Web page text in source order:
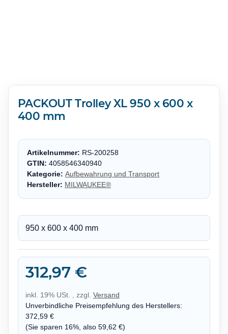
PACKOUT Trolley XL 950 x 600 x
400 mm
Artikelnummer: RS-200258
GTIN: 4058546340940
Kategorie:Aufbewahrung und Transport
Hersteller: MILWAUKEE®
950 x 600 x 400 mm
312,97 €
inkl. 19% USt. , zzgl. Versand
Unverbindliche Preisempfehlung des Herstellers:
372,59 €
(Sie sparen 16%, also 59,62 €)